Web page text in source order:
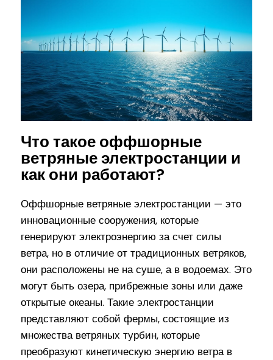
Что такое оффшорные
ветряные электростанции и
как они работают?
Оффшорные ветряные электростанции — это
инновационные сооружения, которые
генерируют электроэнергию за счет силы
ветра, но в отличие от традиционных ветряков,
они расположены не на суше, а в водоемах. Это
могут быть озера, прибрежные зоны или даже
открытые океаны. Такие электростанции
представляют собой фермы, состоящие из
множества ветряных турбин, которые
преобразуют кинетическую энергию ветра в